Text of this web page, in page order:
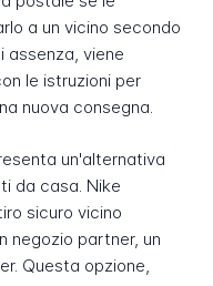
a un vicino secondo
assenza, viene
le istruzioni per
nuova consegna.
un'alternativa
da casa. Nike
sicuro vicino
negozio partner, un
Questa opzione,